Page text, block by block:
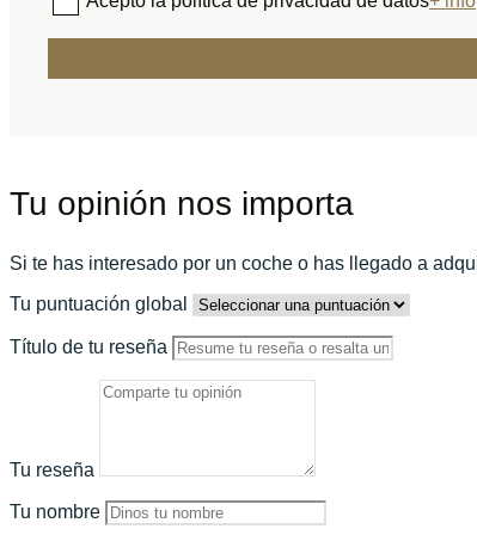
Tu opinión nos importa
Si te has interesado por un coche o has llegado a
Tu puntuación global
Título de tu reseña
Tu reseña
Tu nombre